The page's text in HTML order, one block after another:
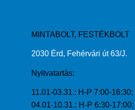
MINTABOLT, FESTÉKBOLT
2030 Érd, Fehérvári út 63/J.
Nyitvatartás:
11.01-03.31.: H-P 7:00-
04.01-10.31.: H-P 6:30-